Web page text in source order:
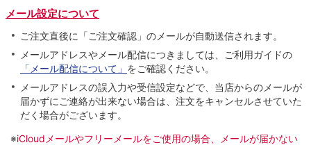
メール設定について
ご注文直後に「ご注文確認」のメールが自動送信されます。
メールアドレスやメール配信につきましては、ご利用ガイドの
「メール配信について」 をご確認ください。
メールアドレスの誤入力や受信設定などで、当店からのメールが
届かずにご連絡が出来ない場合は、注文をキャンセルさせていた
だく場合がございます。
※iCloudメールやフリーメールをご使用の場合、メールが届かない